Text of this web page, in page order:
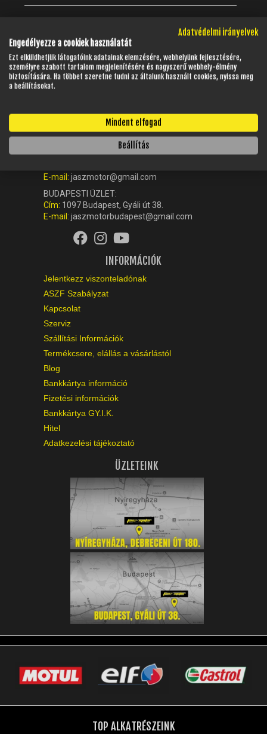
Ügyfélszolgálat (központ):
+36-42-512-560
NYÍREGYHÁZI ÜZLET:
E-mail: jaszmotor@gmail.com
BUDAPESTI ÜZLET:
Cím: 1097 Budapest, Gyáli út 38.
E-mail: jaszmotorbudapest@gmail.com
INFORMÁCIÓK
Jelentkezz viszonteladónak
ASZF Szabályzat
Kapcsolat
Szerviz
Szállítási Információk
Termékcsere, elállás a vásárlástól
Blog
Bankkártya információ
Fizetési információk
Bankkártya GY.I.K.
Hitel
Adatkezelési tájékoztató
ÜZLETEINK
TOP ALKATRÉSZEINK
Adatvédelmi irányelvek
Engedélyezze a cookiek használatát
Ezt elküldhetjük látogatóink adatainak elemzésére, webhelyünk fejlesztésére,
személyre szabott tartalom megjelenítésére és nagyszerű webhely-élmény
biztosítására. Ha többet szeretne tudni az általunk használt cookies, nyissa meg
a beállításokat.
Mindent elfogad
Beállítás